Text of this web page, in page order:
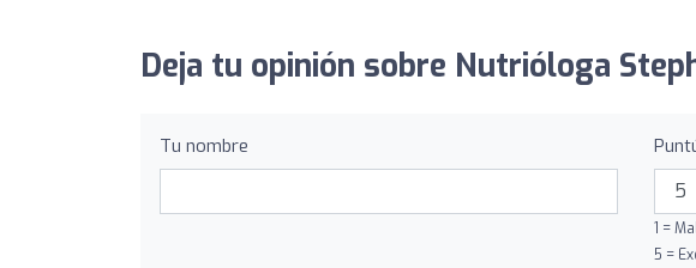
Deja tu opinión sobre Nutrióloga
Tu nombre
1 =
5 =